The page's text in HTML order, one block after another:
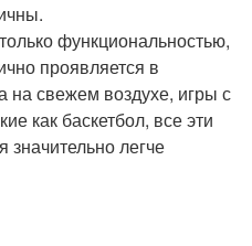
функциональностью,
проявляется в
на свежем воздухе, игры с
как баскетбол, все эти
значительно легче